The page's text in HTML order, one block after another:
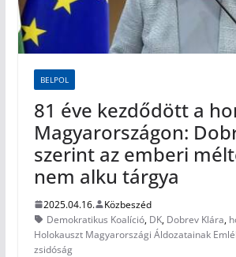
BELPOL
81 éve kezdődött a
Magyarországon:
szerint az emberi
nem alku tárgya
2025.04.16.
Közbeszéd
Demokratikus Koalíció, DK, Dobrev Klára,
Holokauszt Magyarországi Áldozatainak
zsidóság